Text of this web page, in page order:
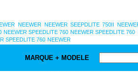
NEEWER NEEWER SEEPDLITE 750II
NEEWER SPEEDLITE 760 NEEWER SPEEDLITE 760
SPEEDLITE 760 NEEWER
MARQUE + MODELE